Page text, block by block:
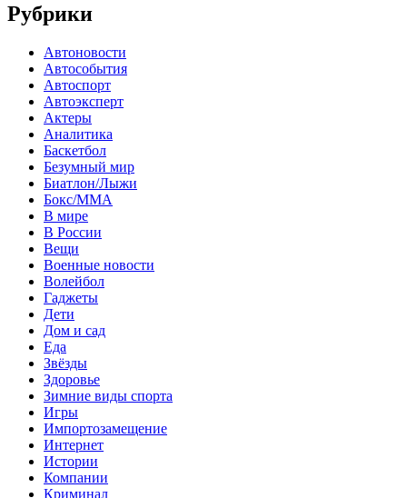
Рубрики
Автоновости
Автособытия
Автоспорт
Автоэксперт
Актеры
Аналитика
Баскетбол
Безумный мир
Биатлон/Лыжи
Бокс/MMA
В мире
В России
Вещи
Военные новости
Волейбол
Гаджеты
Дети
Дом и сад
Еда
Звёзды
Здоровье
Зимние виды спорта
Игры
Импортозамещение
Интернет
Истории
Компании
Криминал